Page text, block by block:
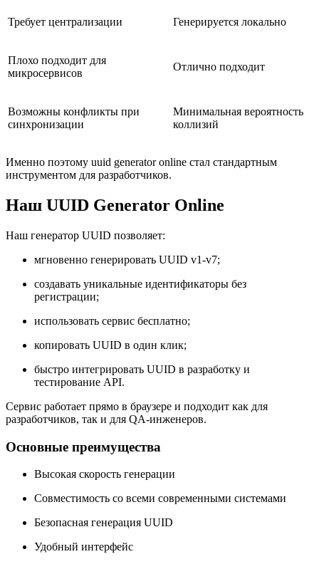
Требует централизации Генерируется локально
Плохо подходит для
микросервисов
Отлично подходит
Возможны конфликты при
синхронизации
Минимальная вероятность
коллизий
Именно поэтому uuid generator online стал стандартным
инструментом для разработчиков.
Наш UUID Generator Online
Наш генератор UUID позволяет:
мгновенно генерировать UUID v1-v7;
создавать уникальные идентификаторы без
регистрации;
использовать сервис бесплатно;
копировать UUID в один клик;
быстро интегрировать UUID в разработку и
тестирование API.
Сервис работает прямо в браузере и подходит как для
разработчиков, так и для QA-инженеров.
Основные преимущества
Высокая скорость генерации
Совместимость со всеми современными системами
Безопасная генерация UUID
Удобный интерфейс